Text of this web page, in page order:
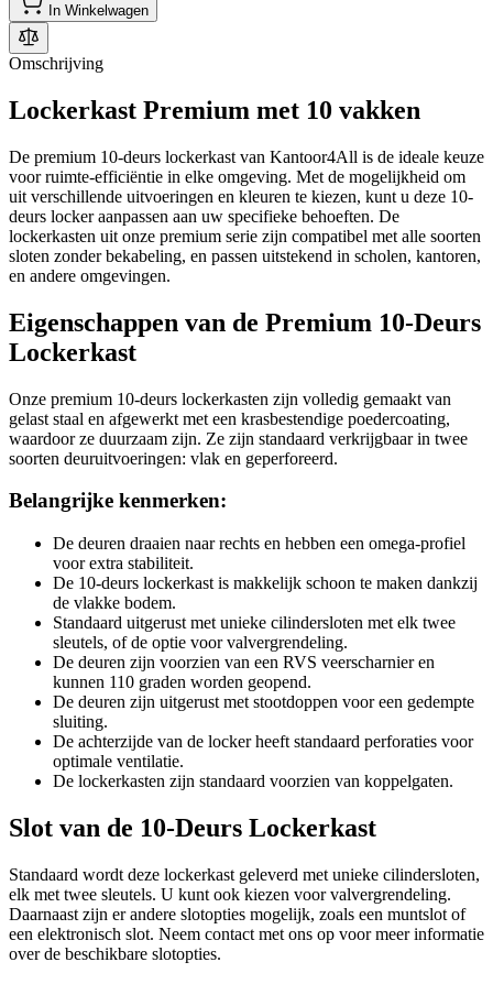
In Winkelwagen
Omschrijving
Lockerkast Premium met 10 vakken
De premium 10-deurs lockerkast van Kantoor4All is de ideale keuze
voor ruimte-efficiëntie in elke omgeving. Met de mogelijkheid om
uit verschillende uitvoeringen en kleuren te kiezen, kunt u deze 10-
deurs locker aanpassen aan uw specifieke behoeften. De
lockerkasten uit onze premium serie zijn compatibel met alle soorten
sloten zonder bekabeling, en passen uitstekend in scholen, kantoren,
en andere omgevingen.
Eigenschappen van de Premium 10-Deurs
Lockerkast
Onze premium 10-deurs lockerkasten zijn volledig gemaakt van
gelast staal en afgewerkt met een krasbestendige poedercoating,
waardoor ze duurzaam zijn. Ze zijn standaard verkrijgbaar in twee
soorten deuruitvoeringen: vlak en geperforeerd.
Belangrijke kenmerken:
De deuren draaien naar rechts en hebben een omega-profiel
voor extra stabiliteit.
De 10-deurs lockerkast is makkelijk schoon te maken dankzij
de vlakke bodem.
Standaard uitgerust met unieke cilindersloten met elk twee
sleutels, of de optie voor valvergrendeling.
De deuren zijn voorzien van een RVS veerscharnier en
kunnen 110 graden worden geopend.
De deuren zijn uitgerust met stootdoppen voor een gedempte
sluiting.
De achterzijde van de locker heeft standaard perforaties voor
optimale ventilatie.
De lockerkasten zijn standaard voorzien van koppelgaten.
Slot van de 10-Deurs Lockerkast
Standaard wordt deze lockerkast geleverd met unieke cilindersloten,
elk met twee sleutels. U kunt ook kiezen voor valvergrendeling.
Daarnaast zijn er andere slotopties mogelijk, zoals een muntslot of
een elektronisch slot. Neem contact met ons op voor meer informatie
over de beschikbare slotopties.